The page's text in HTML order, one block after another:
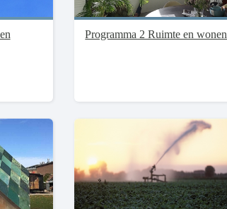
Programma 2 Ruimte en wonen